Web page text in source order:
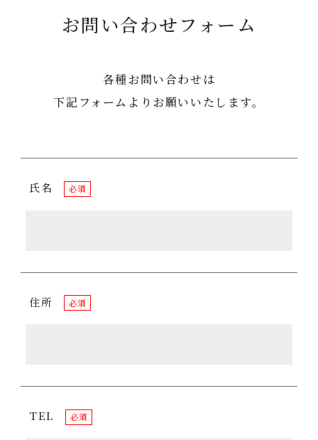
お問い合わせフォーム
各種お問い合わせは
下記フォームよりお願いいたします。
氏名 必須
住所 必須
TEL 必須